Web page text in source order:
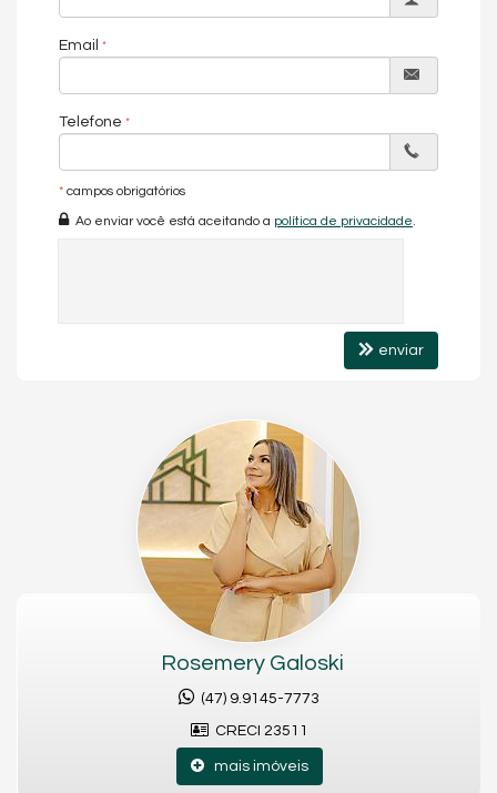
Rua Mario Benjamim Robaina
Email
Telefone
* campos obrigatórios
Ao enviar você está aceitando a política de privacidade
enviar
Rosemery Galoski
(47) 9.9145-7773
CRECI 23511
mais imóveis